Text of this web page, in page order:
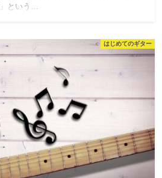
という…
はじめてのギター